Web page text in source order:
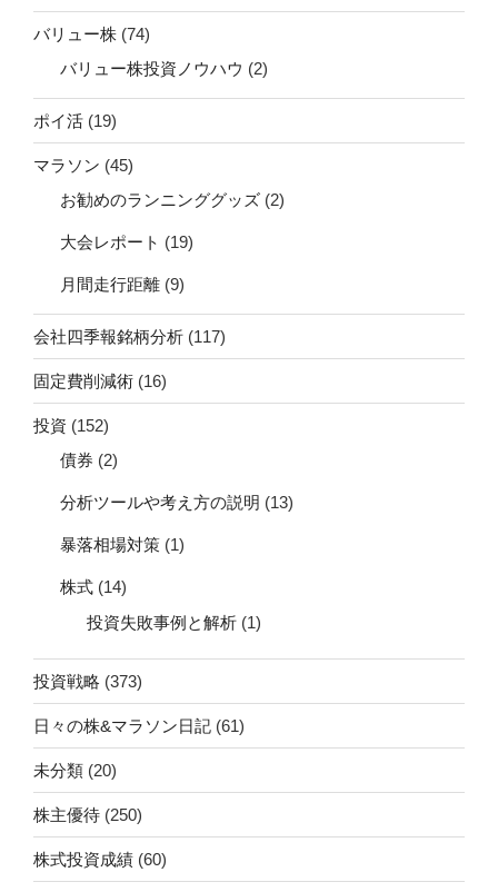
バリュー株 (74)
バリュー株投資ノウハウ (2)
ポイ活 (19)
マラソン (45)
お勧めのランニンググッズ (2)
大会レポート (19)
月間走行距離 (9)
会社四季報銘柄分析 (117)
固定費削減術 (16)
投資 (152)
債券 (2)
分析ツールや考え方の説明 (13)
暴落相場対策 (1)
株式 (14)
投資失敗事例と解析 (1)
投資戦略 (373)
日々の株&マラソン日記 (61)
未分類 (20)
株主優待 (250)
株式投資成績 (60)